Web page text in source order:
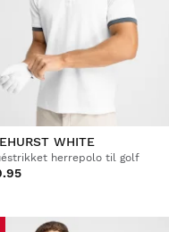
WHITE
herrepolo til golf